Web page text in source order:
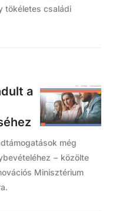
tökéletes családi
a
még
− közölte
Minisztérium